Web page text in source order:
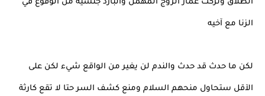
الطلاق وتركت عمار الزوج المهمل والبارد جنسية من الوقوع في
الزنا مع آخيه
لكن ما حدث قد حدث والندم لن يغير من الواقع شيء لكن على
الآقل ستحاول منحهم السلام ومنع كشف السر حتا لا تقع كارثة